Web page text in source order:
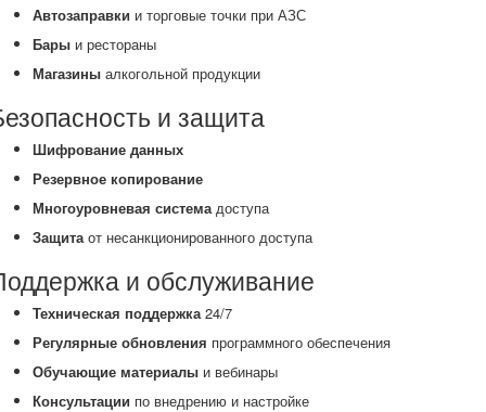
Автозаправки и торговые точки при АЗС
Бары и рестораны
Магазины алкогольной продукции
и защита
Шифрование данных
Резервное копирование
Многоуровневая система доступа
Защита от несанкционированного доступа
и обслуживание
Техническая поддержка 24/7
Регулярные обновления программного обеспечения
Обучающие материалы и вебинары
Консультации по внедрению и настройке